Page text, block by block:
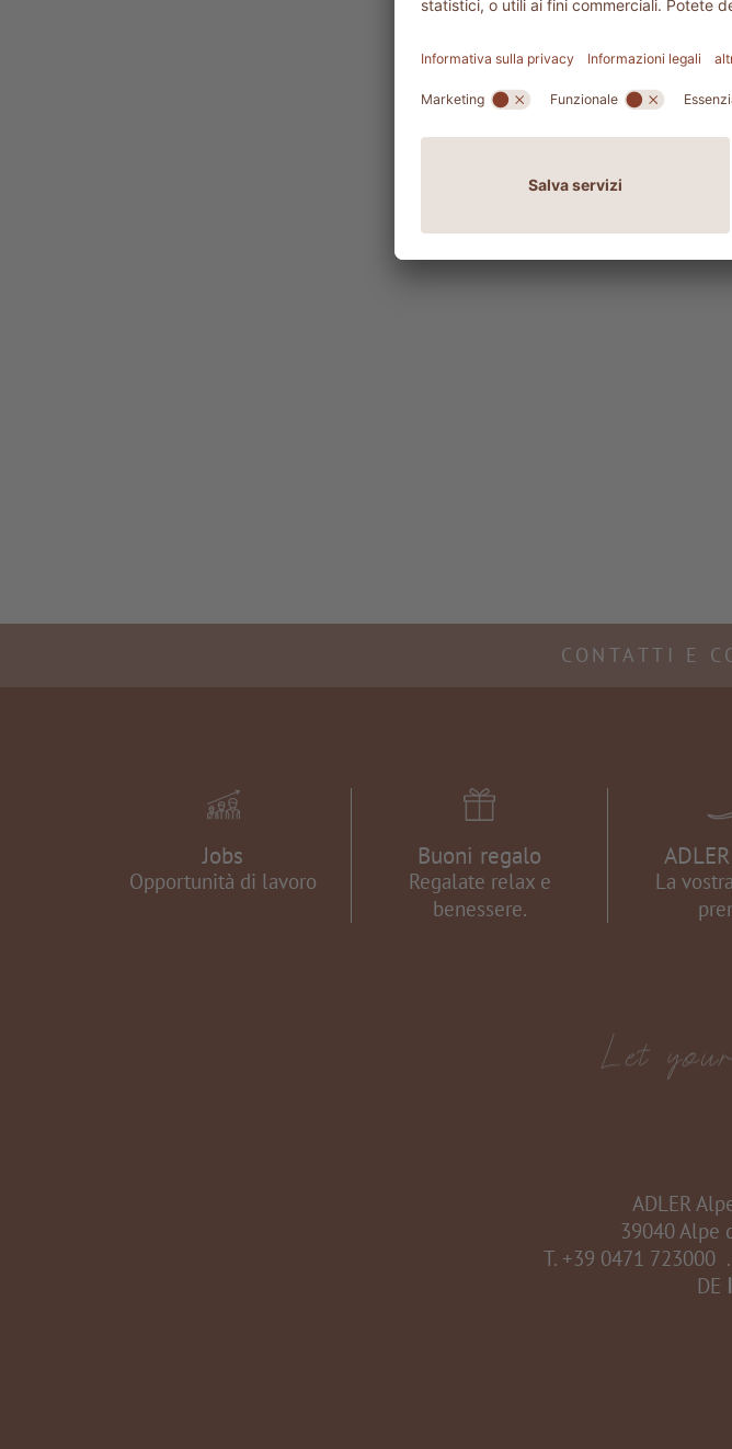
CONTATTI E
Jobs
Opportunità di lavoro
Buoni regalo
Regalate relax e
benessere.
La
ADLER
39040 Alpe
T. +39 0471 723000 .
DE